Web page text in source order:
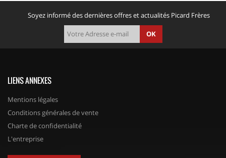
Soyez informé des dernières offres et actualités Picard Frères
OK
LIENS ANNEXES
Mentions légales
Conditions générales de vente
Charte de confidentialité
L'entreprise